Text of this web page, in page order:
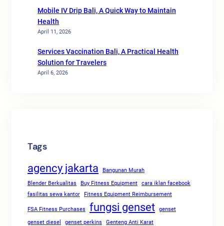
Mobile IV Drip Bali, A Quick Way to Maintain
Health
April 11, 2026
Services Vaccination Bali, A Practical Health
Solution for Travelers
April 6, 2026
Tags
agency jakarta
Bangunan Murah
Blender Berkualitas
Buy Fitness Equipment
cara iklan facebook
fasilitas sewa kantor
Fitness Equipment Reimbursement
FSA Fitness Purchases fungsi genset
genset
genset diesel
genset perkins Genteng Anti Karat